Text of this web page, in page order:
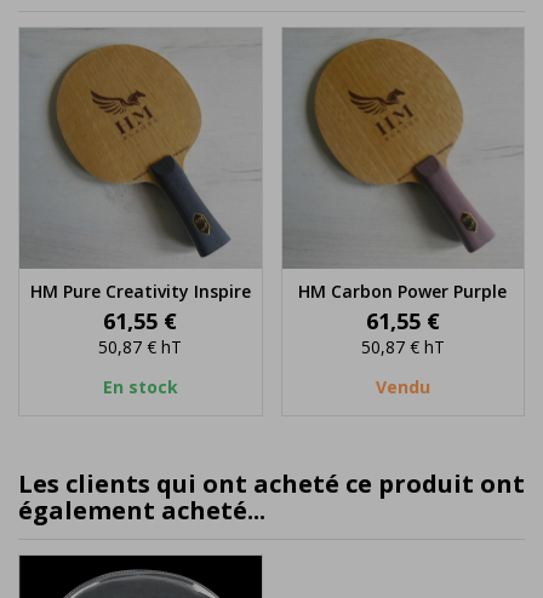
HM Pure Creativity Inspire
Prix
61,55 €
50,87 €hT
En stock
HM Carbon Power Purple
Prix
61,55 €
50,87 € hT
Vendu
Les clients qui ont acheté ce produit ont
également acheté...